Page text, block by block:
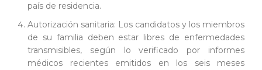
país de residencia.
Autorización sanitaria: Los candidatos y los miembros
de su familia deben estar libres de enfermedades
transmisibles, según lo verificado por informes
médicos recientes emitidos en los seis meses